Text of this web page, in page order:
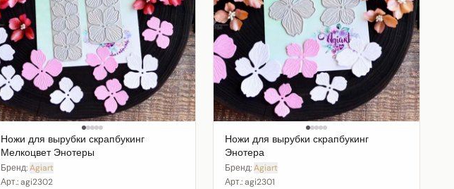
Ножи для вырубки скрапбукинг
Мелкоцвет Энотеры
Бренд:Agiart
Арт.:agi2302
Ножи для вырубки скрапбукинг
Энотера
Бренд:Agiart
Арт.:agi2301